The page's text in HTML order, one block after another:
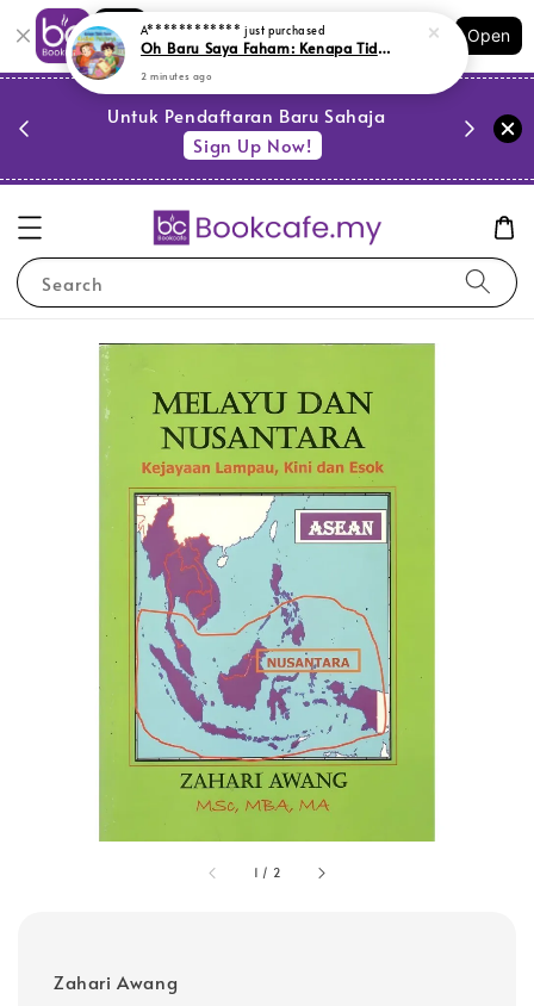
Shopping: Track Your Order
Your Trusted Shops
Open
Untuk Pendaftaran Baru Sahaja
Sign Up Now!
Search
1 / 2
Zahari Awang
A************ just purchased
Oh Baru Saya Faham: Kenapa Tidak Boleh Abaikan Pelajaran (L189)
2 minutes ago